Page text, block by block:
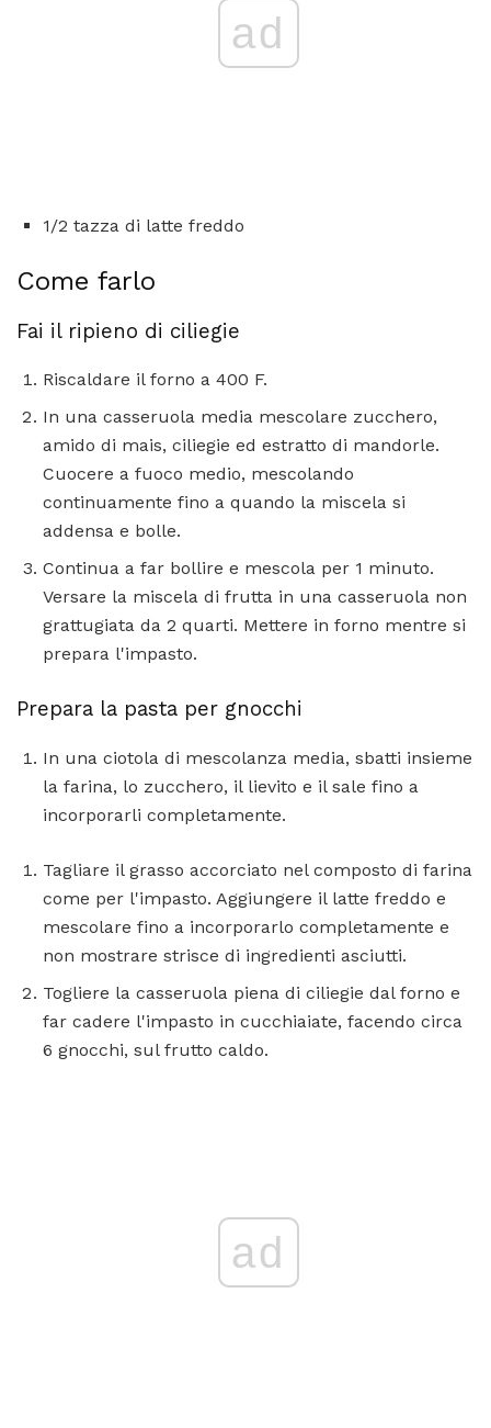
ad
1/2 tazza di latte freddo
Come farlo
Fai il ripieno di ciliegie
Riscaldare il forno a 400 F.
In una casseruola media mescolare zucchero,
amido di mais, ciliegie ed estratto di mandorle.
Cuocere a fuoco medio, mescolando
continuamente fino a quando la miscela si
addensa e bolle.
Continua a far bollire e mescola per 1 minuto.
Versare la miscela di frutta in una casseruola non
grattugiata da 2 quarti. Mettere in forno mentre si
prepara l'impasto.
Prepara la pasta per gnocchi
In una ciotola di mescolanza media, sbatti insieme
la farina, lo zucchero, il lievito e il sale fino a
incorporarli completamente.
Tagliare il grasso accorciato nel composto di farina
come per l'impasto. Aggiungere il latte freddo e
mescolare fino a incorporarlo completamente e
non mostrare strisce di ingredienti asciutti.
Togliere la casseruola piena di ciliegie dal forno e
far cadere l'impasto in cucchiaiate, facendo circa
6 gnocchi, sul frutto caldo.
ad